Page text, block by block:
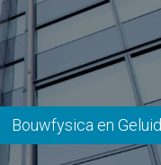
Bouwfysica en Geluid